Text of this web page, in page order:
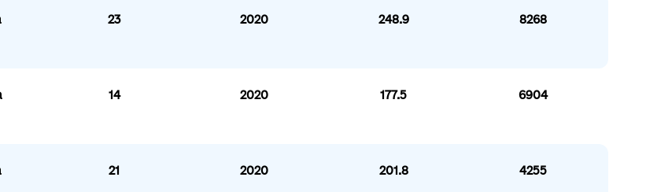
23 2020 248.9 8268
14 2020 177.5 6904
21 2020 201.8 4255